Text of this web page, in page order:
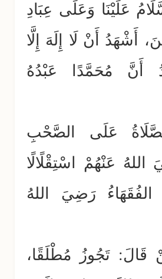
عَلَيْنَا وَعَلَى عِبَادِ
أَشْهَدُ أَنْ لَا إِلَهَ إِلَّا
أَنَّ مُحَمَّدًا عَبْدُهُ
عَلَى الصَّحْبِ
اللهُ عَنْهُمْ اسْتِقْلًالًا
الفُقَهَاءُ رَضِيَ اللهُ
قَالَ: تَجُوزُ مُطْلَقًا،